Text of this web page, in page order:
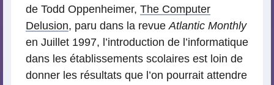
de Todd Oppenheimer, The Computer
Delusion, paru dans la revueAtlantic Monthly
en Juillet 1997, l’introduction de l’informatique
dans les établissements scolaires est loin de
donner les résultats que l’on pourrait attendre